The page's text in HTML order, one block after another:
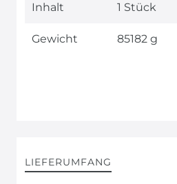
Inhalt 1 Stück
Gewicht 85182 g
LIEFERUMFANG